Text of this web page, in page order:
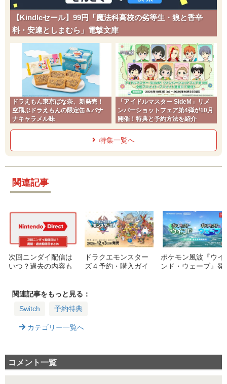
【Kindleセール】99円「魔法科高校の劣等生・狼と香辛
料・安達としまむら」電撃文庫
ドラえもん東京ばな奈、新発売！
空飛ぶドラえもんの限定缶＆バナ
ナキャラメル味
「アイドルマスター SideM」リメ
ンバーショットフェア第4弾が10月
開催！特典と予約方法を紹介
特集一覧へ
関連記事
次回ニンダイ配信は
いつ？過去の内容も
歴・周期まとめ】
ドラクエモンスター
ズ４予約・購入ガイ
ポケモン風波『ウイ
ンド・ウェーブ』発
関連記事をもっと見る：
Switch
予約特典
カテゴリー一覧へ
コメント一覧